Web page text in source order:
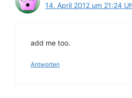
14. April 2012 um 21:24
add me too.
Antworten